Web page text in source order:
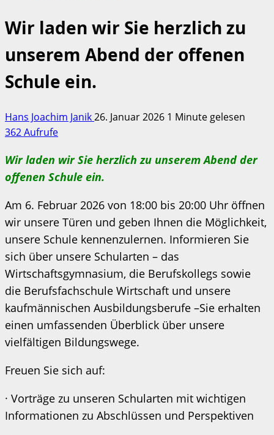
Wir laden wir Sie herzlich zu
unserem Abend der offenen
Schule ein.
Hans Joachim Janik26. Januar 2026 1 Minute gelesen
362 Aufrufe
Wir laden wir Sie herzlich zu unserem Abend der
offenen Schule ein.
Am 6. Februar 2026 von 18:00 bis 20:00 Uhr öffnen
wir unsere Türen und geben Ihnen die Möglichkeit,
unsere Schule kennenzulernen. Informieren Sie
sich über unsere Schularten – das
Wirtschaftsgymnasium, die Berufskollegs sowie
die Berufsfachschule Wirtschaft und unsere
kaufmännischen Ausbildungsberufe –Sie erhalten
einen umfassenden Überblick über unsere
vielfältigen Bildungswege.
Freuen Sie sich auf:
· Vorträge zu unseren Schularten mit wichtigen
Informationen zu Abschlüssen und Perspektiven